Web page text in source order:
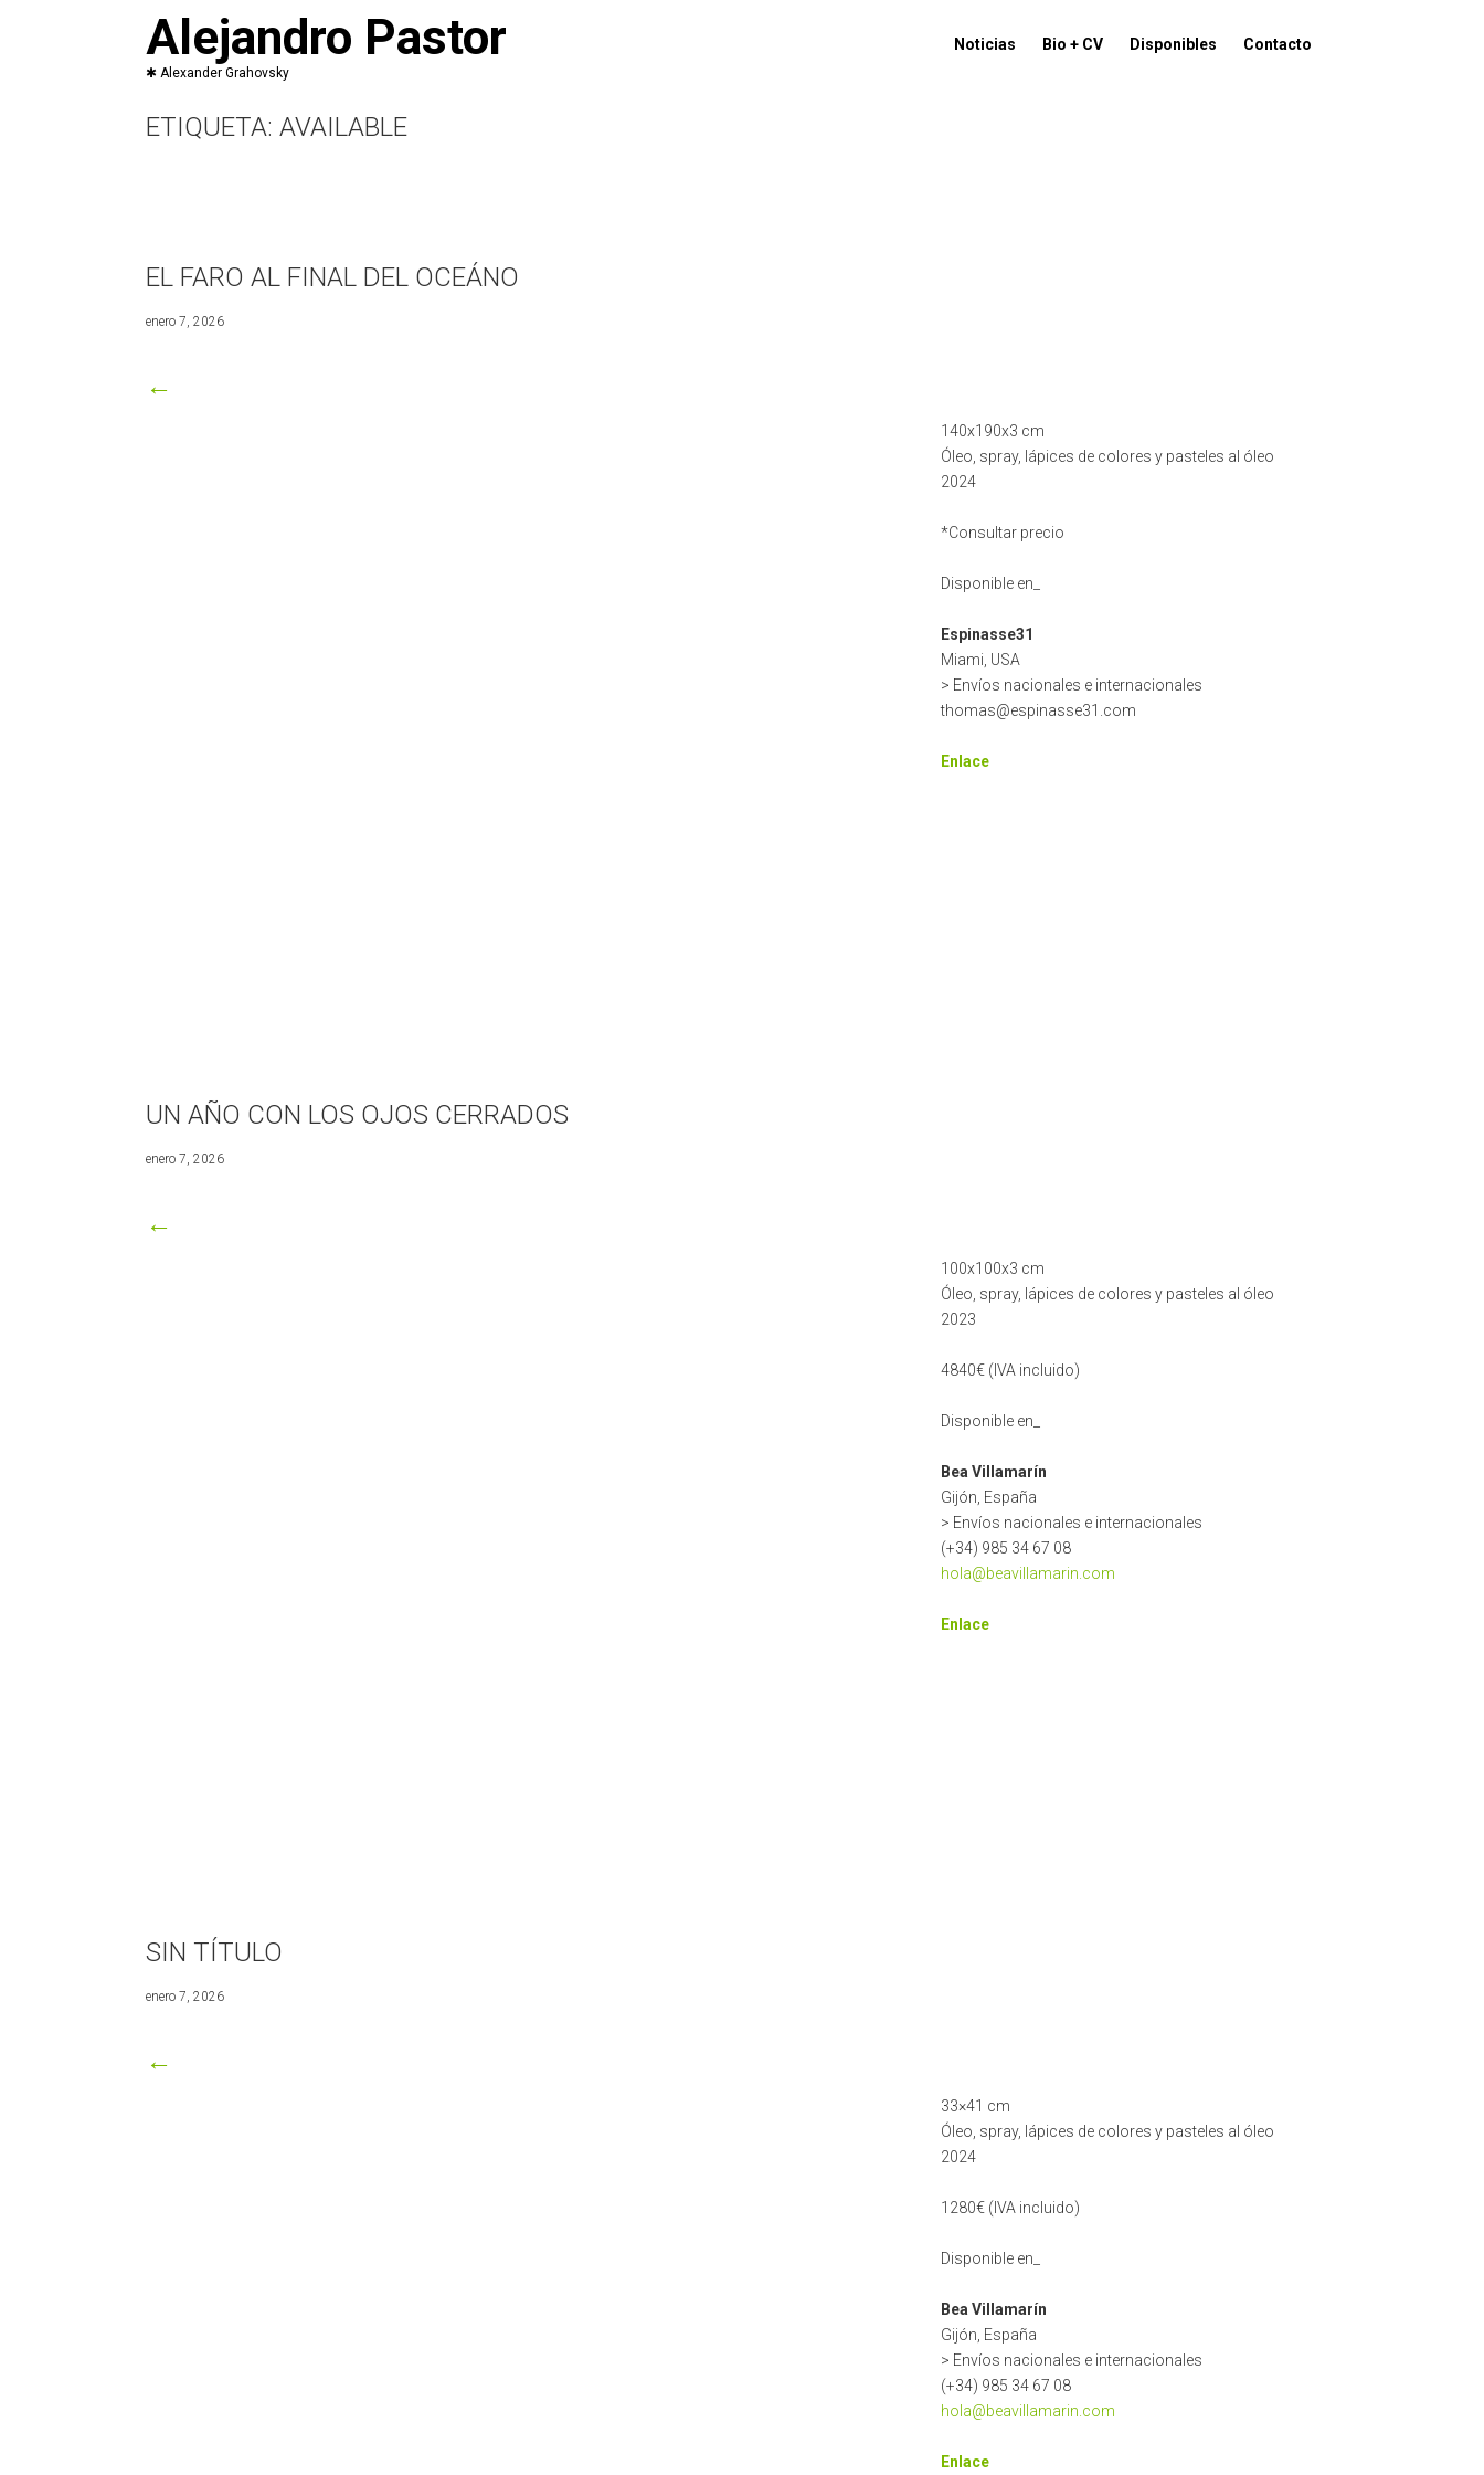
Alejandro Pastor Noticias Bio + CV Disponibles Contacto
ETIQUETA: AVAILABLE
EL FARO AL FINAL DEL OCEÁNO
enero 7, 2026marzo
←
140x190x3 cm
Óleo, spray, lápices de colores y pasteles al óleo
2024
*Consultar precio
Disponible en_
Espinasse31
Miami, USA
> Envíos nacionales e internacionales
thomas@espinasse31.com
Enlace
UN AÑO CON LOS OJOS CERRADOS
enero 7, 2026marzo
←
100x100x3 cm
Óleo, spray, lápices de colores y pasteles al óleo
2023
4840€ (IVA incluido)
Disponible en_
Bea Villamarín
Gijón, España
> Envíos nacionales e internacionales
(+34) 985 34 67 08
hola@beavillamarin.com
Enlace
SIN TÍTULO
enero 7, 2026marzo
←
33×41 cm
Óleo, spray, lápices de colores y pasteles al óleo
2024
1280€ (IVA incluido)
Disponible en_
Bea Villamarín
Gijón, España
> Envíos nacionales e internacionales
(+34) 985 34 67 08
hola@beavillamarin.com
Enlace